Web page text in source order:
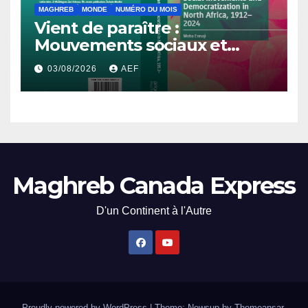
MAGHREB MONDE NUMÉRO DU MOIS
Vient de paraître :
Mouvements sociaux et
démocratisation en Afrique
du Nord, 1912-2024
03/08/2026 AEF
Maghreb Canada Express
D'un Continent à l'Autre